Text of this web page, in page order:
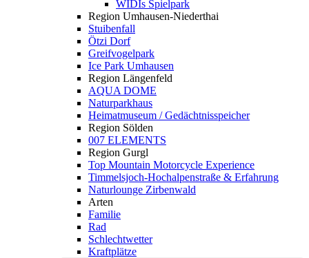
WIDIs Spielpark
Region Umhausen-Niederthai
Stuibenfall
Ötzi Dorf
Greifvogelpark
Ice Park Umhausen
Region Längenfeld
AQUA DOME
Naturparkhaus
Heimatmuseum / Gedächtnisspeicher
Region Sölden
007 ELEMENTS
Region Gurgl
Top Mountain Motorcycle Experience
Timmelsjoch-Hochalpenstraße & Erfahrung
Naturlounge Zirbenwald
Arten
Familie
Rad
Schlechtwetter
Kraftplätze